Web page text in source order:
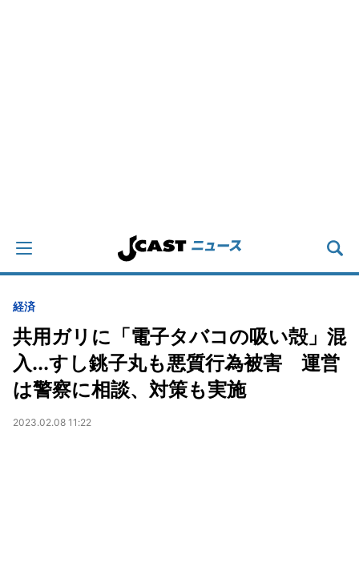
経済
共用ガリに「電子タバコの吸い殻」混
入...すし銚子丸も悪質行為被害 運営
は警察に相談、対策も実施
2023.02.08 11:22